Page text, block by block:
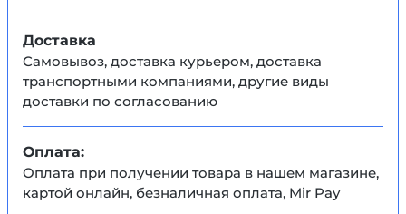
Доставка
Самовывоз, доставка курьером, доставка
транспортными компаниями, другие виды
доставки по согласованию
Оплата:
Оплата при получении товара в нашем магазине,
картой онлайн, безналичная оплата, Mir Pay